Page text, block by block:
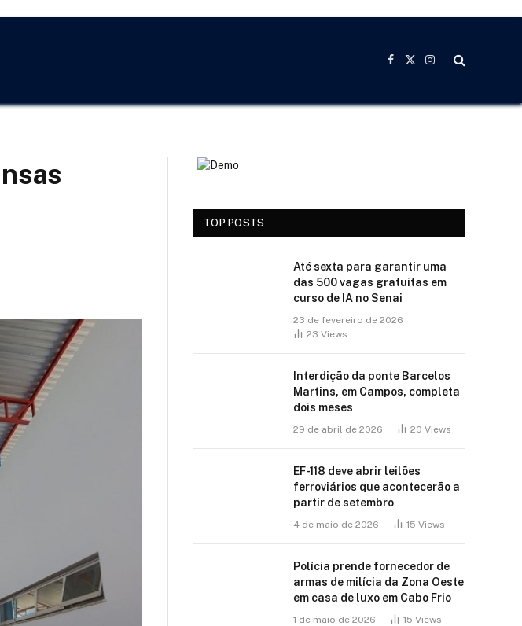
Facebook
X
Instagram
TOP POSTS
Até sexta para garantir uma
das 500 vagas gratuitas em
curso de IA no Senai
23 de fevereiro de 2026
23 Views
Interdição da ponte Barcelos
Martins, em Campos, completa
dois meses
29 de abril de 2026 20 Views
EF-118 deve abrir leilões
ferroviários que acontecerão a
partir de setembro
4 de maio de 2026 15 Views
Polícia prende fornecedor de
armas de milícia da Zona Oeste
em casa de luxo em Cabo Frio
1 de maio de 2026 15 Views